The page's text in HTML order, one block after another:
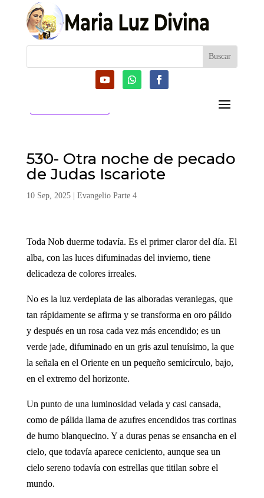
530- Otra noche de pecado
de Judas Iscariote
10 Sep, 2025| Evangelio Parte 4
Toda Nob duerme todavía. Es el primer claror del día. El
alba, con las luces difuminadas del invierno, tiene
delicadeza de colores irreales.
No es la luz verdeplata de las alboradas veraniegas, que
tan rápidamente se afirma y se transforma en oro pálido
y después en un rosa cada vez más encendido; es un
verde jade, difuminado en un gris azul tenuísimo, la que
la señala en el Oriente en un pequeño semicírculo, bajo,
en el extremo del horizonte.
Un punto de una luminosidad velada y casi cansada,
como de pálida llama de azufres encendidos tras cortinas
de humo blanquecino. Y a duras penas se ensancha en el
cielo, que todavía aparece ceniciento, aunque sea un
cielo sereno todavía con estrellas que titilan sobre el
mundo.